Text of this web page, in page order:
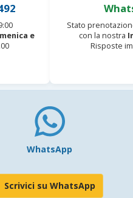
e
Stato
con la nostra
Risposte
WhatsApp
Scrivici su WhatsApp